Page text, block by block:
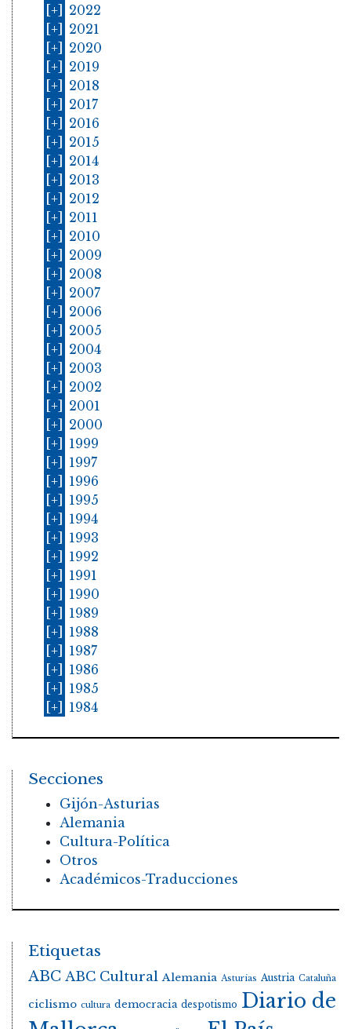
[+]
2022
[+]
2021
[+]
2020
[+]
2019
[+]
2018
[+]
2017
[+]
2016
[+]
2015
[+]
2014
[+]
2013
[+]
2012
[+]
2011
[+]
2010
[+]
2009
[+]
2008
[+]
2007
[+]
2006
[+]
2005
[+]
2004
[+]
2003
[+]
2002
[+]
2001
[+]
2000
[+]
1999
[+]
1997
[+]
1996
[+]
1995
[+]
1994
[+]
1993
[+]
1992
[+]
1991
[+]
1990
[+]
1989
[+]
1988
[+]
1987
[+]
1986
[+]
1985
[+]
1984
Secciones
Gijón-Asturias
Alemania
Cultura-Política
Otros
Académicos-Traducciones
Etiquetas
ABC ABC Cultural Alemania Asturias Austria Cataluña
ciclismo cultura democracia despotismo Diario de